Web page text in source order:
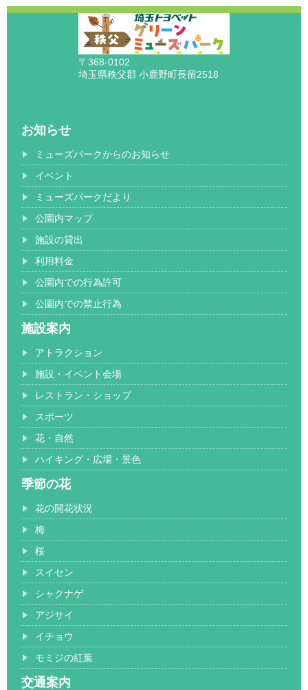
〒368-0102
埼玉県秩父郡 小鹿野町長留2518
お知らせ
ミューズパークからのお知らせ
イベント
ミューズパークだより
公園内マップ
施設の貸出
利用料金
公園内での行為許可
公園内での禁止行為
施設案内
アトラクション
施設・イベント会場
レストラン・ショップ
スポーツ
花・自然
ハイキング・広場・景色
季節の花
花の開花状況
梅
桜
スイセン
シャクナゲ
アジサイ
イチョウ
モミジの紅葉
交通案内